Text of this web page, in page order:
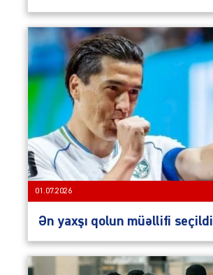
01.07.2026
Ən yaxşı qolun müəllifi seçildi